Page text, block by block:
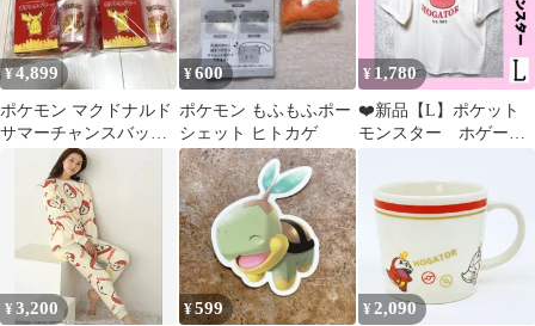
¥4,899
ポケモン マクドナルド
サマーチャンスバッグ
ヒトカゲ 3セット
¥600
ポケモン もふもふポー
シェット ヒトカゲ
¥ 1,780
❤️新品【L】ポケット
モンスター ホゲー
¥3,200 ¥599 ¥2,090